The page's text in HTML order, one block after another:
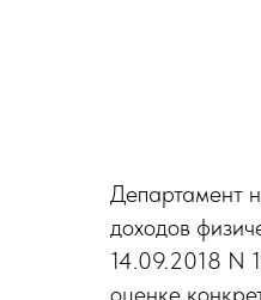
Департамент
доходов
14.09.2018 N
оценке